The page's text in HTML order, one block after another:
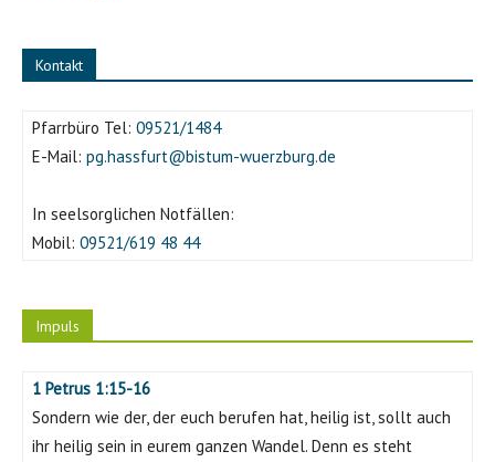
Kontakt
Pfarrbüro Tel: 09521/1484
E-Mail: pg.hassfurt@bistum-wuerzburg.de
In seelsorglichen Notfällen:
Mobil: 09521/619 48 44
Impuls
1 Petrus 1:15-16
Sondern wie der, der euch berufen hat, heilig ist, sollt auch
ihr heilig sein in eurem ganzen Wandel. Denn es steht